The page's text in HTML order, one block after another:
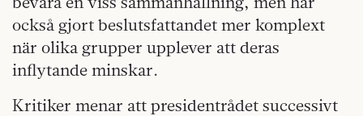
också gjort beslutsfattandet mer komplext
när olika grupper upplever att deras
inflytande minskar.
Kritiker menar att presidentrådet successivt